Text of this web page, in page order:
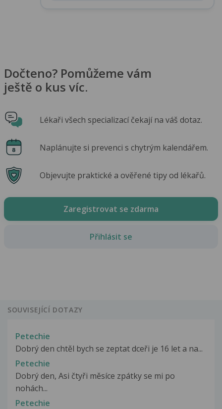
Dočteno? Pomůžeme vám
ještě o kus víc.
Lékaři všech specializací čekají na váš dotaz.
Naplánujte si prevenci s chytrým kalendářem.
Objevujte praktické a ověřené tipy od lékařů.
Zaregistrovat se zdarma
Přihlásit se
SOUVISEJÍCÍ DOTAZY
Petechie
Dobrý den chtěl bych se zeptat dceři je 16 let a na...
Petechie
Dobrý den, Asi čtyři měsíce zpátky se mi po
nohách...
Petechie